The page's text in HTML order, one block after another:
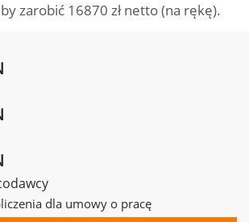
zarobić 16870 zł netto (na rękę).
dla umowy o pracę